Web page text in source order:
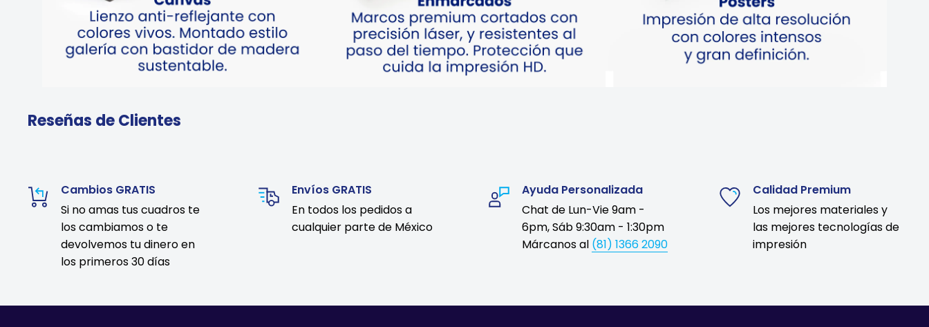
Reseñas de Clientes
Cambios GRATIS
Si no amas tus cuadros te
los cambiamos o te
devolvemos tu dinero en
los primeros 30 días
Envíos GRATIS
En todos los pedidos a
cualquier parte de México
Ayuda Personalizada
Chat de Lun-Vie 9am -
6pm, Sáb 9:30am - 1:30pm
Márcanos al (81) 1366 2090
Calidad Premium
Los mejores materiales y
las mejores tecnologías de
impresión